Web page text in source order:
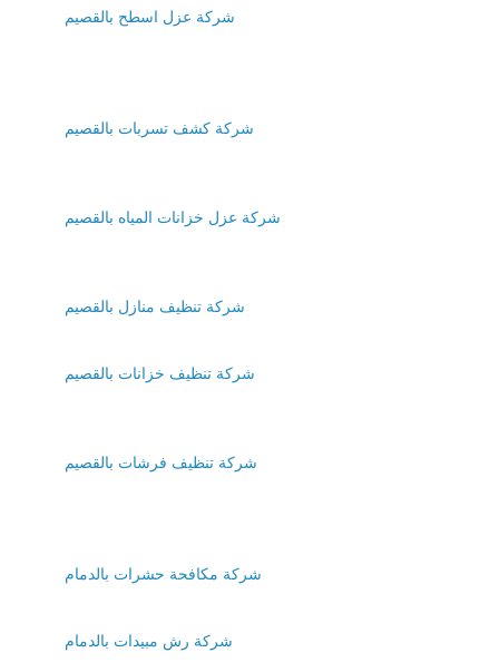
شركة عزل اسطح بالقصيم
شركة كشف تسربات بالقصيم
شركة عزل خزانات المياه بالقصيم
شركة تنظيف منازل بالقصيم
شركة تنظيف خزانات بالقصيم
شركة تنظيف فرشات بالقصيم
شركة مكافحة حشرات بالدمام
شركة رش مبيدات بالدمام